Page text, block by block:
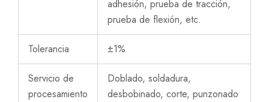
adhesión, prueba de tracción,
prueba de flexión, etc.
Tolerancia ±1%
Servicio de
procesamiento
Doblado, soldadura,
desbobinado, corte, punzonado